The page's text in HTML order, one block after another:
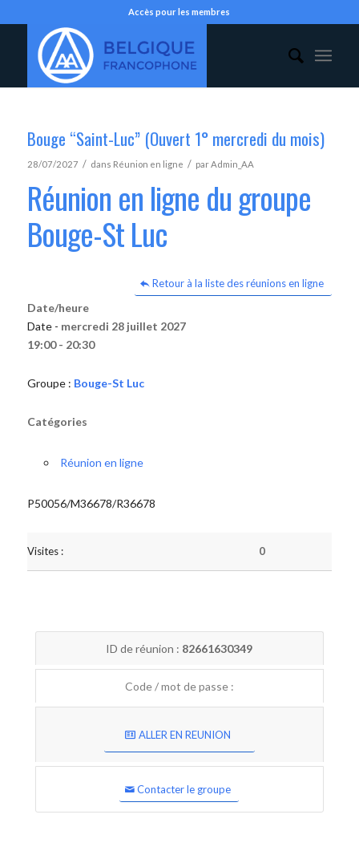
Accès pour les membres
Bouge “Saint-Luc” (Ouvert 1° mercredi du mois)
28/07/2027 / dans Réunion en ligne / parAdmin_AA
Réunion en ligne du groupe
Bouge-St Luc
Retour à la liste des réunions en ligne
Date/heure
Date - mercredi 28 juillet 2027
19:00 - 20:30
Groupe : Bouge-St Luc
Catégories
Réunion en ligne
P50056/M36678/R36678
Visites : 0
ID de réunion : 82661630349
Code / mot de passe :
ALLER EN REUNION
Contacter le groupe